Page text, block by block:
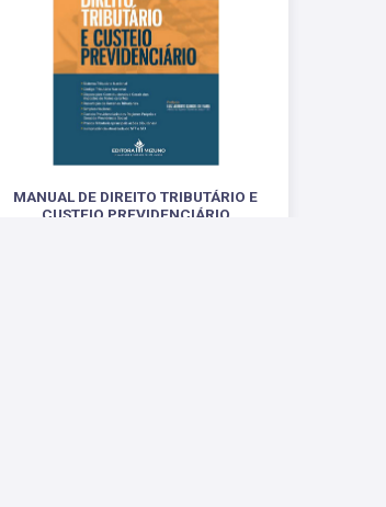
MANUAL DE DIREITO TRIBUTÁRIO E
CUSTEIO PREVIDENCIÁRIO